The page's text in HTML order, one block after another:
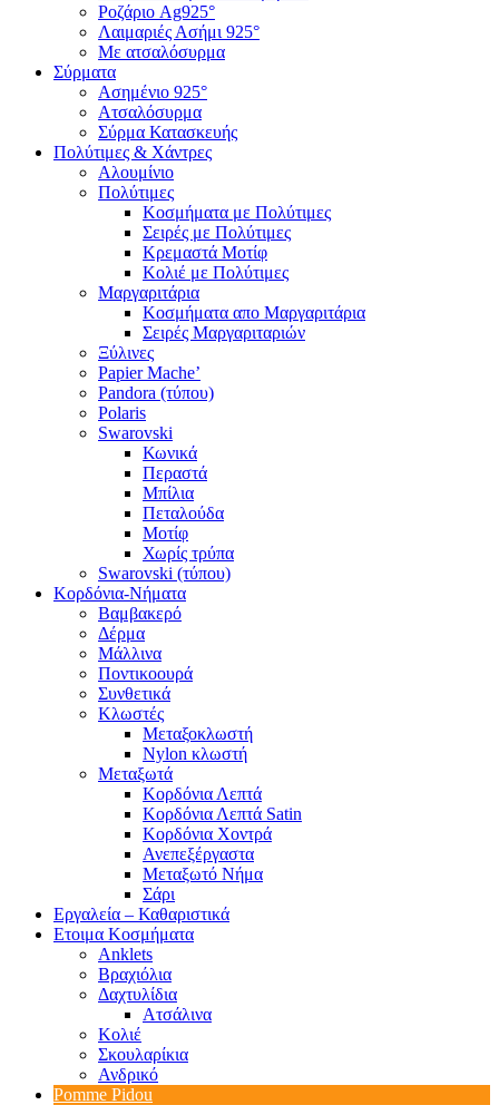
Ροζάριο Ag925°
Λαιμαριές Ασήμι 925°
Με ατσαλόσυρμα
Σύρματα
Ασημένιο 925°
Ατσαλόσυρμα
Σύρμα Κατασκευής
Πολύτιμες & Χάντρες
Αλουμίνιο
Πολύτιμες
Κοσμήματα με Πολύτιμες
Σειρές με Πολύτιμες
Κρεμαστά Μοτίφ
Κολιέ με Πολύτιμες
Μαργαριτάρια
Κοσμήματα απο Μαργαριτάρια
Σειρές Μαργαριταριών
Ξύλινες
Papier Mache’
Pandora (τύπου)
Polaris
Swarovski
Κωνικά
Περαστά
Μπίλια
Πεταλούδα
Μοτίφ
Χωρίς τρύπα
Swarovski (τύπου)
Κορδόνια-Νήματα
Βαμβακερό
Δέρμα
Μάλλινα
Ποντικοουρά
Συνθετικά
Κλωστές
Μεταξοκλωστή
Nylon κλωστή
Μεταξωτά
Κορδόνια Λεπτά
Κορδόνια Λεπτά Satin
Κορδόνια Χοντρά
Ανεπεξέργαστα
Μεταξωτό Νήμα
Σάρι
Εργαλεία – Καθαριστικά
Ετοιμα Κοσμήματα
Anklets
Βραχιόλια
Δαχτυλίδια
Ατσάλινα
Κολιέ
Σκουλαρίκια
Ανδρικό
Pomme Pidou